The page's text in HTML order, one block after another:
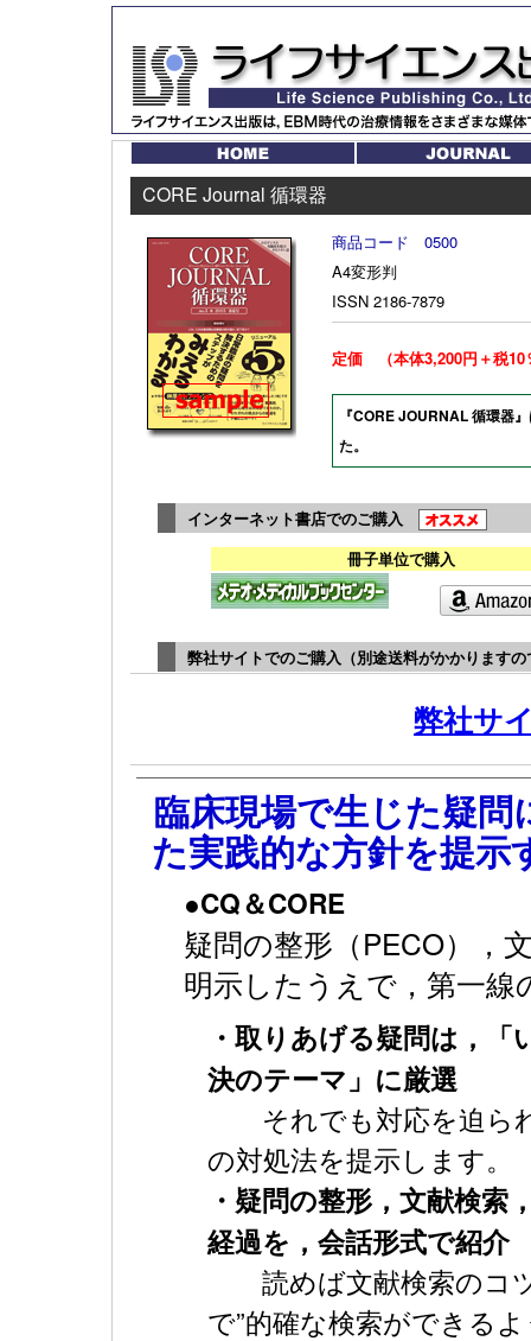
CORE Journal 循環器
商品コード 0500
A4変形判
ISSN 2186-7879
定価 （本体3,200円＋税10
『CORE JOURNAL 循環器
た。
インターネット書店でのご購入
冊子単位で購入
弊社サイトでのご購入（別途送料がかかります
弊社サ
臨床現場で生じた疑
た実践的な方針を提
●CQ＆CORE
疑問の整形（PECO），
明示したうえで，第一
・取りあげる疑問は，
決のテーマ」に厳選
それでも対応を迫ら
の対処法を提示します。
・疑問の整形，文献検
経過を，会話形式で紹介
読めば文献検索のコツ
で”的確な検索ができる